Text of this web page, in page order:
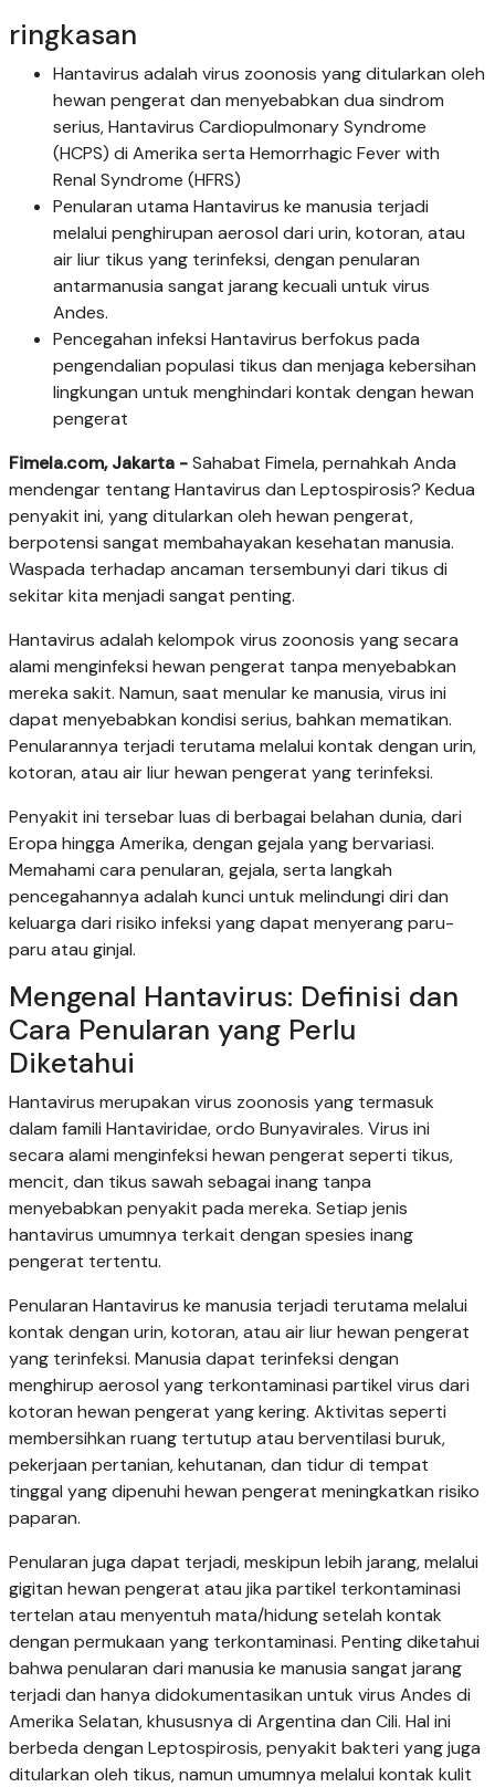
ringkasan
Hantavirus adalah virus zoonosis yang ditularkan oleh
hewan pengerat dan menyebabkan dua sindrom
serius, Hantavirus Cardiopulmonary Syndrome
(HCPS) di Amerika serta Hemorrhagic Fever with
Renal Syndrome (HFRS)
Penularan utama Hantavirus ke manusia terjadi
melalui penghirupan aerosol dari urin, kotoran, atau
air liur tikus yang terinfeksi, dengan penularan
antarmanusia sangat jarang kecuali untuk virus
Andes.
Pencegahan infeksi Hantavirus berfokus pada
pengendalian populasi tikus dan menjaga kebersihan
lingkungan untuk menghindari kontak dengan hewan
pengerat
Fimela.com, Jakarta -Sahabat Fimela, pernahkah Anda
mendengar tentang Hantavirus dan Leptospirosis? Kedua
penyakit ini, yang ditularkan oleh hewan pengerat,
berpotensi sangat membahayakan kesehatan manusia.
Waspada terhadap ancaman tersembunyi dari tikus di
sekitar kita menjadi sangat penting.
Hantavirus adalah kelompok virus zoonosis yang secara
alami menginfeksi hewan pengerat tanpa menyebabkan
mereka sakit. Namun, saat menular ke manusia, virus ini
dapat menyebabkan kondisi serius, bahkan mematikan.
Penularannya terjadi terutama melalui kontak dengan urin,
kotoran, atau air liur hewan pengerat yang terinfeksi.
Penyakit ini tersebar luas di berbagai belahan dunia, dari
Eropa hingga Amerika, dengan gejala yang bervariasi.
Memahami cara penularan, gejala, serta langkah
pencegahannya adalah kunci untuk melindungi diri dan
keluarga dari risiko infeksi yang dapat menyerang paru-
paru atau ginjal.
Mengenal Hantavirus: Definisi dan
Cara Penularan yang Perlu
Diketahui
Hantavirus merupakan virus zoonosis yang termasuk
dalam famili Hantaviridae, ordo Bunyavirales. Virus ini
secara alami menginfeksi hewan pengerat seperti tikus,
mencit, dan tikus sawah sebagai inang tanpa
menyebabkan penyakit pada mereka. Setiap jenis
hantavirus umumnya terkait dengan spesies inang
pengerat tertentu.
Penularan Hantavirus ke manusia terjadi terutama melalui
kontak dengan urin, kotoran, atau air liur hewan pengerat
yang terinfeksi. Manusia dapat terinfeksi dengan
menghirup aerosol yang terkontaminasi partikel virus dari
kotoran hewan pengerat yang kering. Aktivitas seperti
membersihkan ruang tertutup atau berventilasi buruk,
pekerjaan pertanian, kehutanan, dan tidur di tempat
tinggal yang dipenuhi hewan pengerat meningkatkan risiko
paparan.
Penularan juga dapat terjadi, meskipun lebih jarang, melalui
gigitan hewan pengerat atau jika partikel terkontaminasi
tertelan atau menyentuh mata/hidung setelah kontak
dengan permukaan yang terkontaminasi. Penting diketahui
bahwa penularan dari manusia ke manusia sangat jarang
terjadi dan hanya didokumentasikan untuk virus Andes di
Amerika Selatan, khususnya di Argentina dan Cili. Hal ini
berbeda dengan Leptospirosis, penyakit bakteri yang juga
ditularkan oleh tikus, namun umumnya melalui kontak kulit